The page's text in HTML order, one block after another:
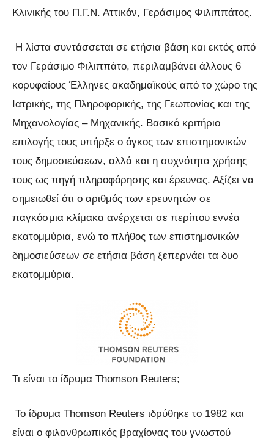
Κλινικής του Π.Γ.Ν. Αττικόν, Γεράσιμος Φιλιππάτος.
Η λίστα συντάσσεται σε ετήσια βάση και εκτός από
τον Γεράσιμο Φιλιππάτο, περιλαμβάνει άλλους 6
κορυφαίους Έλληνες ακαδημαϊκούς από το χώρο της
Ιατρικής, της Πληροφορικής, της Γεωπονίας και της
Μηχανολογίας – Μηχανικής. Βασικό κριτήριο
επιλογής τους υπήρξε ο όγκος των επιστημονικών
τους δημοσιεύσεων, αλλά και η συχνότητα χρήσης
τους ως πηγή πληροφόρησης και έρευνας. Αξίζει να
σημειωθεί ότι ο αριθμός των ερευνητών σε
παγκόσμια κλίμακα ανέρχεται σε περίπου εννέα
εκατομμύρια, ενώ το πλήθος των επιστημονικών
δημοσιεύσεων σε ετήσια βάση ξεπερνάει τα δυο
εκατομμύρια.
Τι είναι το ίδρυμα Thomson Reuters;
Το ίδρυμα Thomson Reuters ιδρύθηκε το 1982 και
είναι ο φιλανθρωπικός βραχίονας του γνωστού